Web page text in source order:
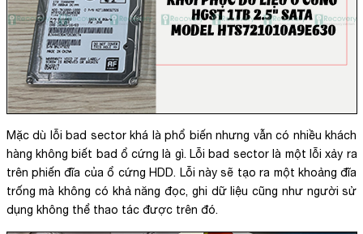
Mặc dù lỗi bad sector khá là phổ biến nhưng vẫn có nhiều khách
hàng không biết bad ổ cứng là gì. Lỗi bad sector là một lỗi xảy ra
trên phiến đĩa của ổ cứng HDD. Lỗi này sẽ tạo ra một khoảng đĩa
trống mà không có khả năng đọc, ghi dữ liệu cũng như người sử
dụng không thể thao tác được trên đó.